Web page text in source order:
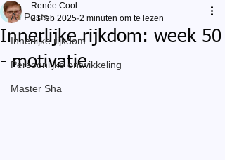
All Posts
Innerlijke rijkdom
Persoonlijke ontwikkeling
Master Sha
Innerlijke rijkdom: week 50
- motivatie
Renée Cool
21 feb 2025 2 minuten om te lezen